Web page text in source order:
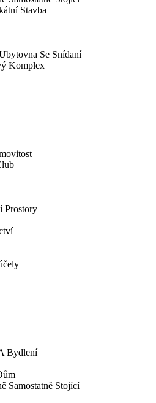
Stavba
Se Snídaní
Komplex
Prostory
Bydlení
Samostatně Stojící